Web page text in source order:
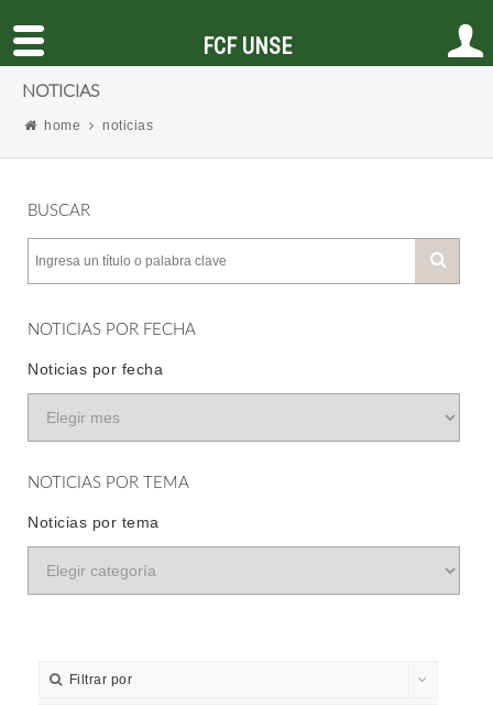
NOTICIAS
home noticias
BUSCAR
NOTICIAS POR FECHA
Noticias por fecha
NOTICIAS POR TEMA
Noticias por tema
Filtrar por
FCF UNSE